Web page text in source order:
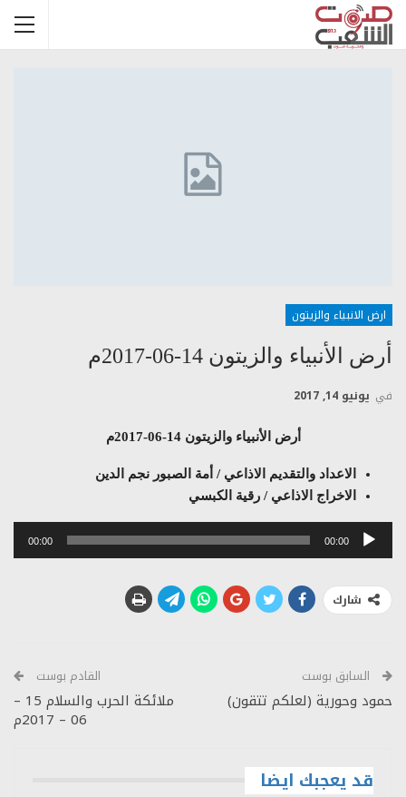
ارض الانبياء والزيتون
أرض الأنبياء والزيتون 14-06-2017م
في يونيو 14, 2017
أرض الأنبياء والزيتون 14-06-2017م
الاعداد والتقديم الاذاعي / أمة الصبور نجم الدين
الاخراج الاذاعي / رقية الكبسي
مشغل
00:00
00:00
شارك
السابق بوست
حمود وحورية (لعلكم تتقون)
القادم بوست
ملائكة الحرب والسلام 15 –
06 – 2017م
قد يعجبك ايضا